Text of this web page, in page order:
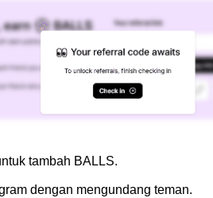
tambah BALLS.
dengan mengundang teman.